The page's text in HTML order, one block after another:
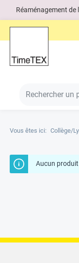
Réaménagement de
Vous êtes ici: Collège/
Aucun